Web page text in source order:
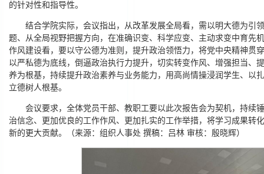
的针对性和指导性。
结合学院实际，会议指出，从改革发展全局看，需以明大德为引
题、从全局视野把握方向，在准确识变、科学应变、主动求变中育先
作风建设看，要以守公德为准则，提升政治领悟力，将党中央精神贯
以严私德为底线，倒逼政治执行力提升，切实转变作风、增强担当、
养为根基，持续提升政治素养与业务能力，用高尚情操浸润学生、以
立德树人根基。
会议要求，全体党员干部、教职工要以此次报告会为契机，持续
治信念、更加优良的工作作风、更加扎实的工作举措，将学习成果转
新的更大贡献。（来源：组织人事处 撰稿：吕林 审核：殷晓辉）